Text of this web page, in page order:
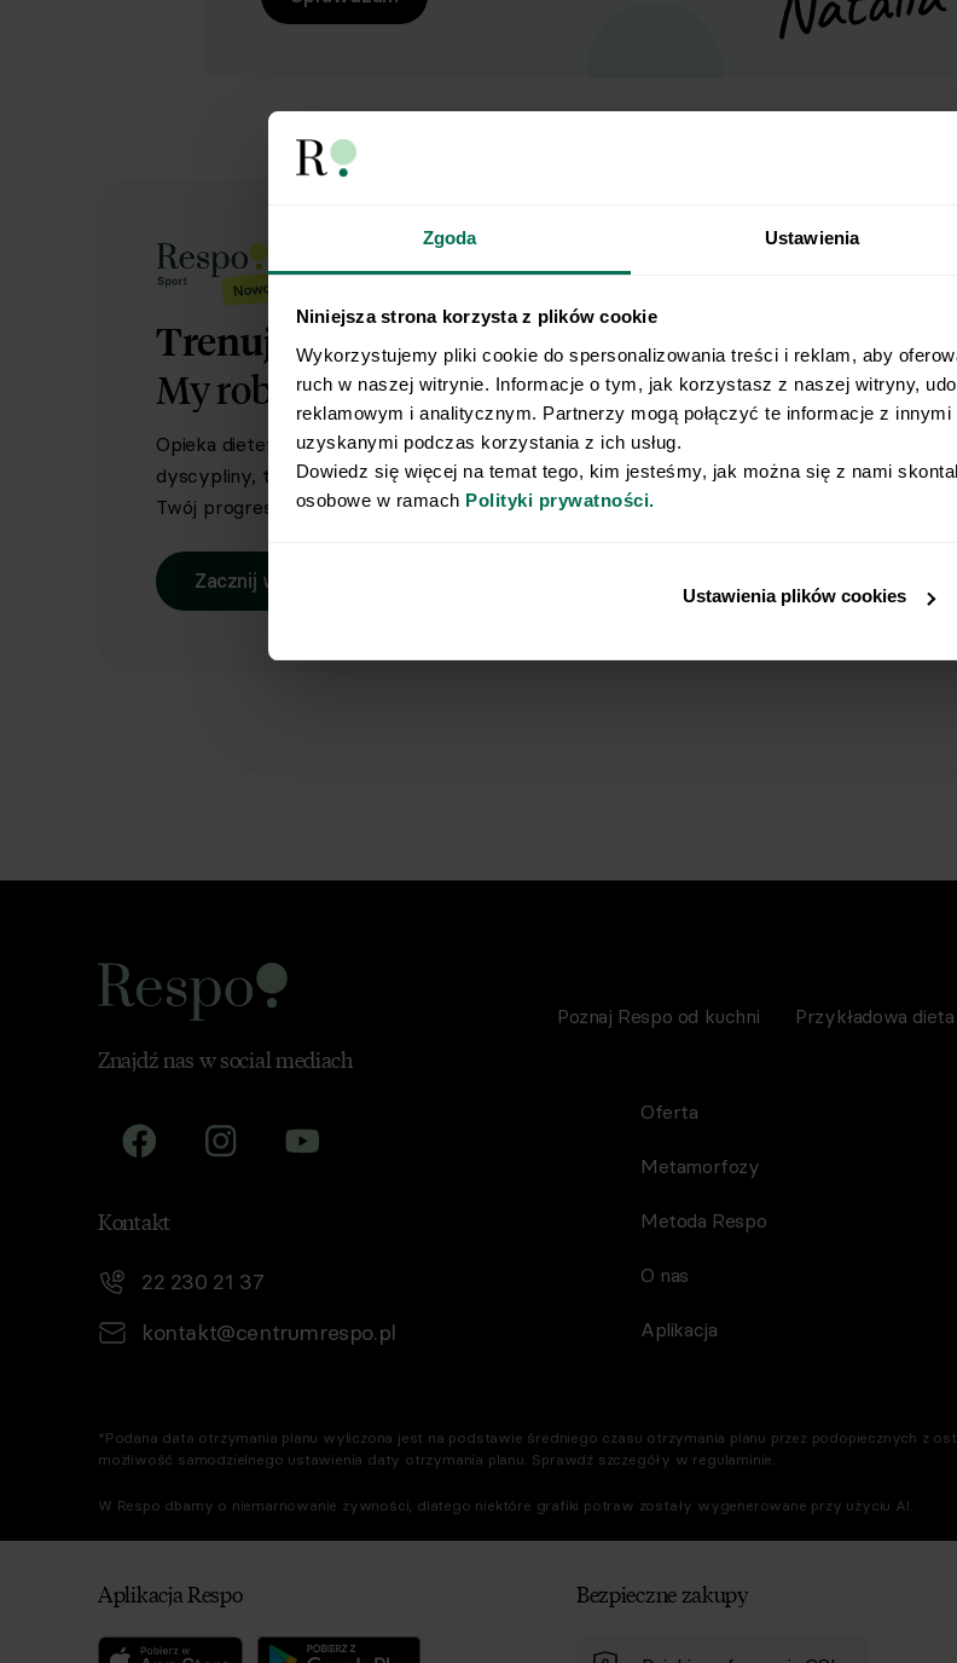
Zgoda Ustawienia
Niniejsza strona korzysta z plików cookie
Wykorzystujemy pliki cookie do spersonalizowania treści i reklam, aby
ruch w naszej witrynie. Informacje o tym, jak korzystasz z naszej witryny,
reklamowym i analitycznym. Partnerzy mogą połączyć te informacje z
uzyskanymi podczas korzystania z ich usług.
Dowiedz się więcej na temat tego, kim jesteśmy, jak można się z nami
osobowe w ramach Polityki prywatności.
Ustawienia plików cookies
Trenujesz regularnie?
My robimy dietę.Ty robisz wynik.
Opieka dietetyka sportowego i indywidualny plan żywieniowy dopasowany do Twojej
dyscypliny, treningów i sportowych celów. Nie pozwól, by źle dobrana dieta ograniczała
Twój progres.
Zacznij współpracę
Poznaj Respo od kuchni Przykładowa dieta
Znajdź nas w social mediach
Kontakt
22 230 21 37
kontakt@centrumrespo.pl
Oferta
Metamorfozy
Metoda Respo
O nas
Aplikacja
*Podana data otrzymania planu wyliczona jest na podstawie średniego czasu otrzymania planu przez podopiecznych z
możliwość samodzielnego ustawienia daty otrzymania planu. Sprawdź szczegóły w regulaminie.
W Respo dbamy o niemarnowanie żywności, dlatego niektóre grafiki potraw zostały wygenerowane przy użyciu AI.
Aplikacja Respo Bezpieczne zakupy